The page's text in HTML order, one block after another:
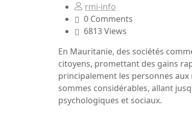
rmi-info
0 Comments
6813 Views
En Mauritanie, des sociétés
citoyens, promettant des gains
principalement les personnes
sommes considérables, allant
psychologiques et sociaux.